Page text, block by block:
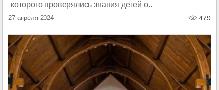
которого проверялись знания детей о...
27 апреля 2024 479